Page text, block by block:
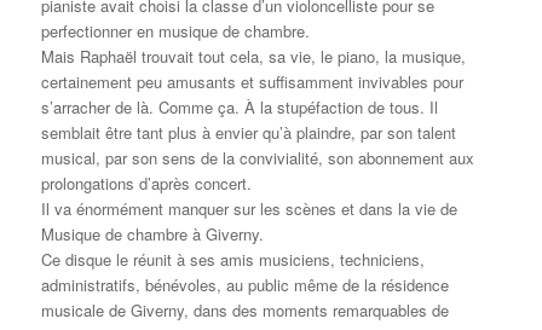
pianiste avait choisi la classe d’un violoncelliste pour se
perfectionner en musique de chambre.
Mais Raphaël trouvait tout cela, sa vie, le piano, la musique,
certainement peu amusants et suffisamment invivables pour
s’arracher de là. Comme ça. À la stupéfaction de tous. Il
semblait être tant plus à envier qu’à plaindre, par son talent
musical, par son sens de la convivialité, son abonnement aux
prolongations d’après concert.
Il va énormément manquer sur les scènes et dans la vie de
Musique de chambre à Giverny.
Ce disque le réunit à ses amis musiciens, techniciens,
administratifs, bénévoles, au public même de la résidence
musicale de Giverny, dans des moments remarquables de